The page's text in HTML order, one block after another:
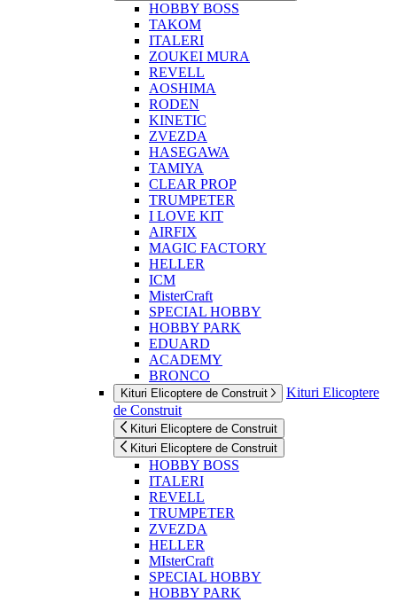
HOBBY BOSS
TAKOM
ITALERI
ZOUKEI MURA
REVELL
AOSHIMA
RODEN
KINETIC
ZVEZDA
HASEGAWA
TAMIYA
CLEAR PROP
TRUMPETER
I LOVE KIT
AIRFIX
MAGIC FACTORY
HELLER
ICM
MisterCraft
SPECIAL HOBBY
HOBBY PARK
EDUARD
ACADEMY
BRONCO
Kituri Elicoptere de Construit
Kituri Elicoptere
de Construit
Kituri Elicoptere de Construit
Kituri Elicoptere de Construit
HOBBY BOSS
ITALERI
REVELL
TRUMPETER
ZVEZDA
HELLER
MIsterCraft
SPECIAL HOBBY
HOBBY PARK